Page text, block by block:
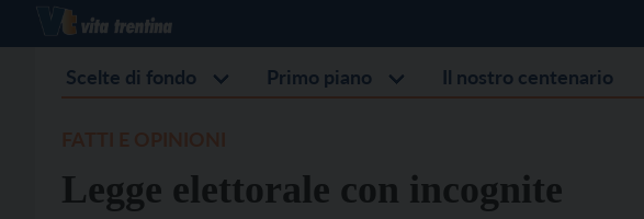
Scelte di fondo Primo piano Il nostro centenario
Legge elettorale con incognite